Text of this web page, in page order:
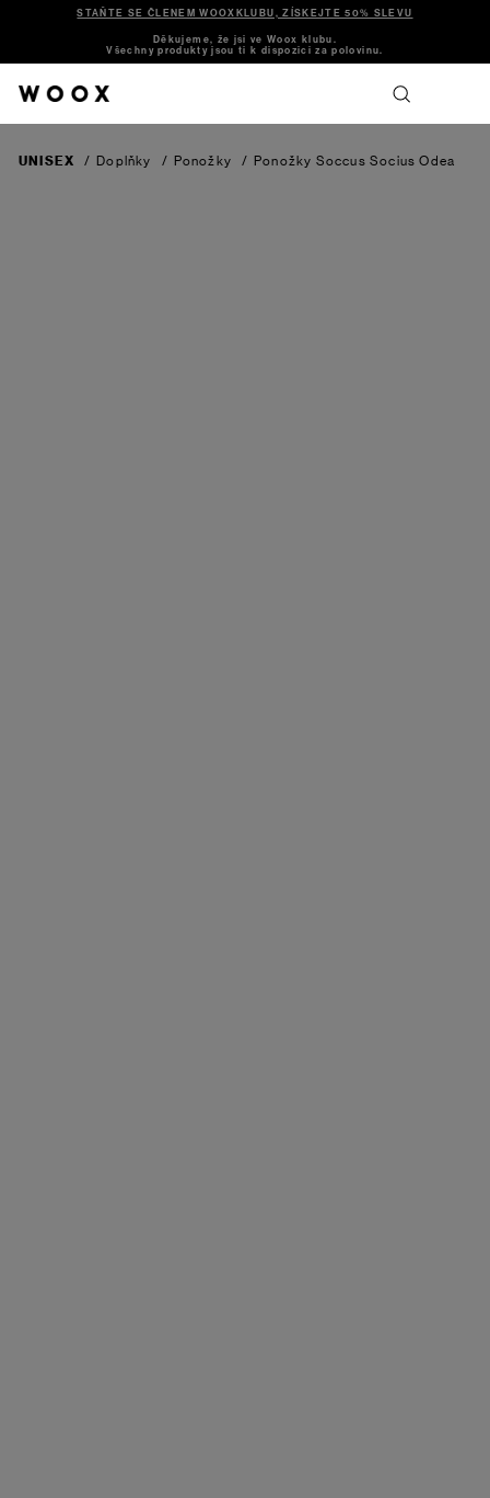
STAŇTE SE ČLENEM WOOXKLUBU, ZÍSKEJTE 50% SLEVU
Děkujeme, že jsi ve Woox klubu.
Všechny produkty jsou ti k dispozici za polovinu.
UNISEX / Doplňky / Ponožky / Ponožky Soccus Socius Odea